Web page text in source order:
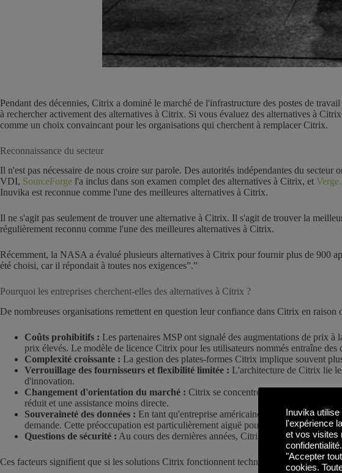
Pendant des décennies, Citrix a dominé le marché de l'infrastructure des postes de
à rechercher activement des alternatives à Citrix. Si vous évaluez des alternatives à
comme un choix convaincant pour les organisations qui cherchent à remplacer Citrix.
Reconnaissance du secteur
Il n'est pas nécessaire de nous croire sur parole. Des autorités indépendantes du
VDI, SourceForge l'a inclus dans son examen complet des alternatives à Citrix, et
Inuvika est reconnue comme l'une des meilleures alternatives à Citrix.
Il ne s'agit pas seulement de trouver une alternative à Citrix. Il s'agit de trouver la
régulièrement reconnu comme l'une des meilleures alternatives à Citrix.
Récemment, la NASA a évalué plusieurs alternatives à Citrix pour fournir plus de 900
été choisi, car il répondait à toutes nos exigences”.”
Pourquoi les entreprises cherchent-elles des alternatives à Citrix ?
De nombreuses organisations remettent en question leur confiance dans Citrix en raison
Coûts prohibitifs : Les partenaires MSP ont signalé des augmentations de prix
prix élevés. Le modèle de licence Citrix pour les utilisateurs nommés entraîne des
Complexité croissante : La gestion des plates-formes Citrix implique souvent
Verrouillage des fournisseurs et flexibilité limitée : L'architecture de Citrix lie
d'innovation.
Changement d'orientation du marché : Citrix se concentrerait sur ses 1 000
réduit et une assistance moins directe.
Souveraineté des données : En tant qu'entreprise américaine, Citrix est soumise
demande. Cette préoccupation est particulièrement aiguë pour les utilisateurs de
Questions de sécurité : Au cours des dernières années, Citrix a connu de
Ces facteurs signifient que si les solutions Citrix fonctionnent techniquement, elles
Inuvika
l'expérience
et vos visites
confidentialité.
"Accepter
cookies.